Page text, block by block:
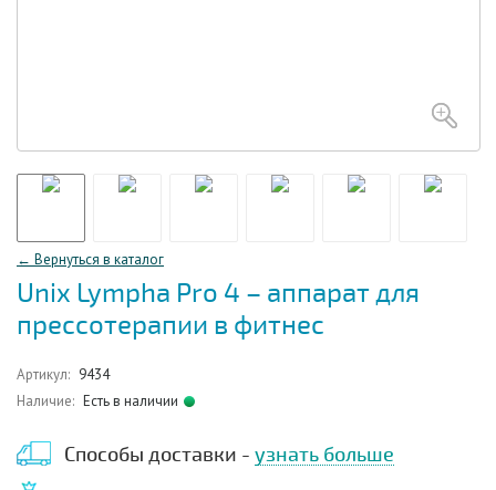
← Вернуться в каталог
Unix Lympha Pro 4 – аппарат для
прессотерапии в фитнес
Артикул: 9434
Наличие: Есть в наличии
Способы доставки - узнать больше